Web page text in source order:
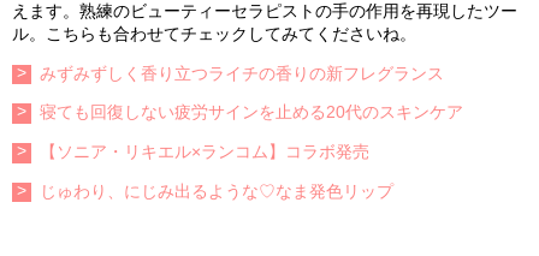
えます。熟練のビューティーセラピストの手の作用を再現したツー
ル。こちらも合わせてチェックしてみてくださいね。
みずみずしく香り立つライチの香りの新フレグランス
寝ても回復しない疲労サインを止める20代のスキンケア
【ソニア・リキエル×ランコム】コラボ発売
じゅわり、にじみ出るような♡なま発色リップ